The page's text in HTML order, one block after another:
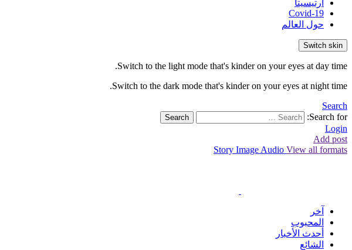
ارتيسيتا
Covid-19
حول العالم
Switch skin
Switch to the light mode that's kinder on your eyes at day time.
Switch to the dark mode that's kinder on your eyes at night time.
Search
Search for:
Search
Login
Add post
Story Image Audio View all formats
آخر
المحبوب
أحدث الأخبار
الشائع